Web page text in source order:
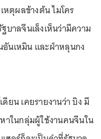
หตุผลข้างต้น ไมโคร
าลจีนเล็งเห็นว่ามีความ
อันเหมิน และฝ่าหลุนกง
ยน เคยรายงานว่า บิง มี
าในกลุ่มผู้ใช้งานคนจีนใน